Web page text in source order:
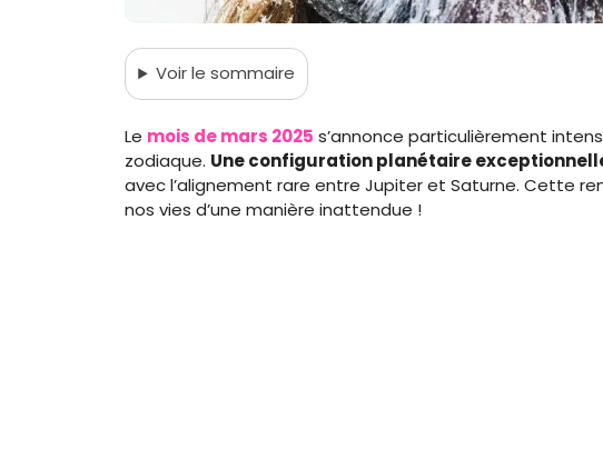
Voirle sommaire
Le mois de mars 2025 s’annonce particulièrement
zodiaque. Une configuration planétaire
avec l’alignement rare entre Jupiter et Saturne. Cette
nos vies d’une manière inattendue !